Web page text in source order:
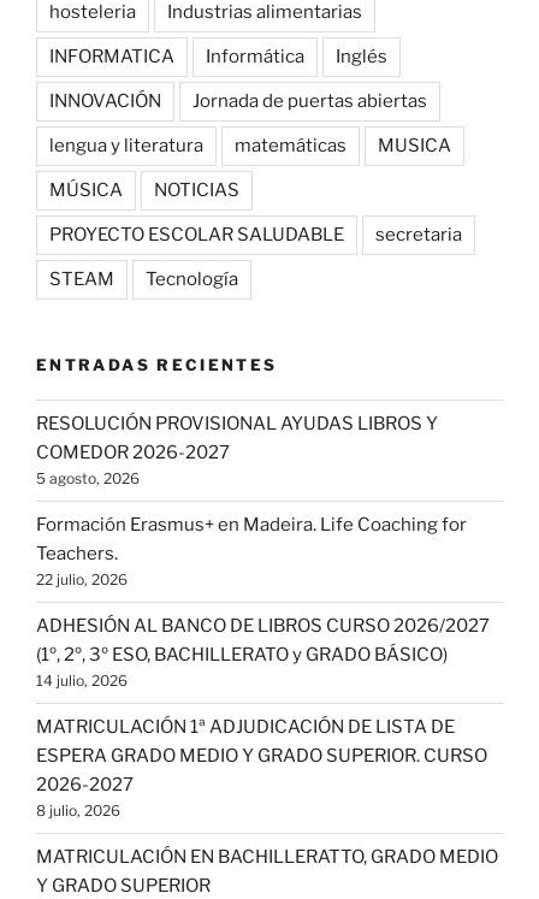
hosteleria Industrias alimentarias
INFORMATICA Informática Inglés
INNOVACIÓN Jornada de puertas abiertas
lengua y literatura matemáticas MUSICA
MÚSICA NOTICIAS
PROYECTO ESCOLAR SALUDABLE secretaria
STEAM Tecnología
ENTRADAS RECIENTES
RESOLUCIÓN PROVISIONAL AYUDAS LIBROS Y
COMEDOR 2026-2027
5 agosto, 2026
Formación Erasmus+ en Madeira. Life Coaching for
Teachers.
22 julio, 2026
ADHESIÓN AL BANCO DE LIBROS CURSO 2026/2027
(1º, 2º, 3º ESO, BACHILLERATO y GRADO BÁSICO)
14 julio, 2026
MATRICULACIÓN 1ª ADJUDICACIÓN DE LISTA DE
ESPERA GRADO MEDIO Y GRADO SUPERIOR. CURSO
2026-2027
8 julio, 2026
MATRICULACIÓN EN BACHILLERATTO, GRADO MEDIO
Y GRADO SUPERIOR